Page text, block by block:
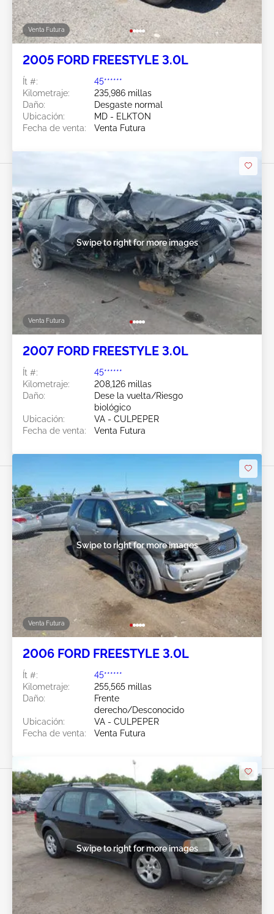
Venta Futura
2005 FORD FREESTYLE 3.0L
Ít #:
45******
Kilometraje:
235,986 millas
Daño:
Desgaste normal
Ubicación:
MD - ELKTON
Fecha de venta:
Venta Futura
Venta Futura
Swipe to right for more images
2007 FORD FREESTYLE 3.0L
Ít #:
45******
Kilometraje:
208,126 millas
Daño:
Dese la vuelta/Riesgo
biológico
Ubicación:
VA - CULPEPER
Fecha de venta:
Venta Futura
Venta Futura
Swipe to right for more images
2006 FORD FREESTYLE 3.0L
Ít #:
45******
Kilometraje:
255,565 millas
Daño:
Frente
derecho/Desconocido
Ubicación:
VA - CULPEPER
Fecha de venta:
Venta Futura
Swipe to right for more images